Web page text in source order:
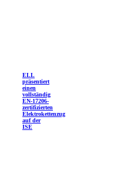
ELL
präsentiert
einen
vollständig
EN-17206-
zertifizierten
Elektrokettenzug
auf der
ISE